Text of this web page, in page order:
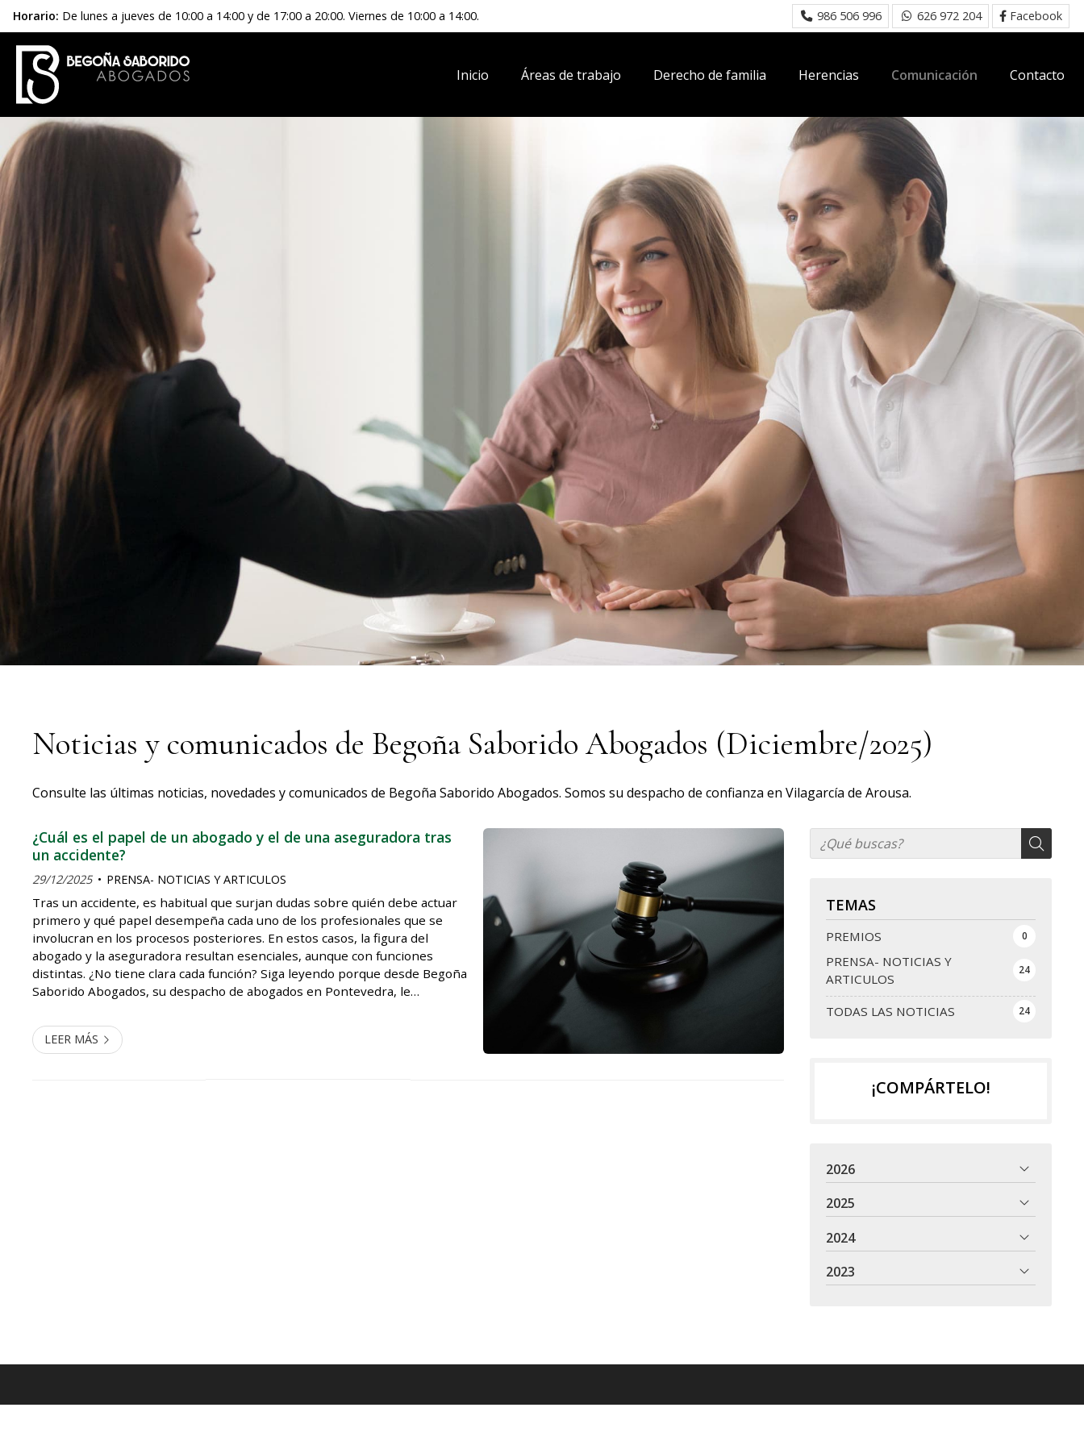
Horario: De lunes a jueves de 10:00 a 14:00 y de 17:00 a 20:00. Viernes de 10:00 a 14:00. 986 506 996 626 972 204 Facebook
Inicio Áreas de trabajo Derecho de familia Herencias Comunicación Contacto
Noticias y comunicados de Begoña Saborido Abogados (Diciembre/2025)
Consulte las últimas noticias, novedades y comunicados de Begoña Saborido Abogados. Somos su despacho de confianza en Vilagarcía de Arousa.
TEMAS
TODAS LAS NOTICIAS 24
PREMIOS 0
PRENSA- NOTICIAS Y
ARTICULOS
24
¿Cuál es el papel de un abogado y el de una aseguradora tras
un accidente?
29/12/2025 PRENSA- NOTICIAS Y ARTICULOS
Tras un accidente, es habitual que surjan dudas sobre quién debe actuar
primero y qué papel desempeña cada uno de los profesionales que se
involucran en los procesos posteriores. En estos casos, la figura del
abogado y la aseguradora resultan esenciales, aunque con funciones
distintas. ¿No tiene clara cada función? Siga leyendo porque desde Begoña
Saborido Abogados, su despacho de abogados en Pontevedra, le
protección de sus derec...
LEER MÁS
¡COMPÁRTELO!
2026
2025
2024
2023